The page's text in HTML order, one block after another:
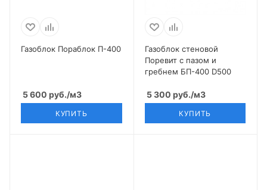
Газоблок Пораблок П-400
5 600 руб./м3
КУПИТЬ
Газоблок стеновой
Поревит с пазом и
гребнем БП-400 D500
5 300 руб./м3
КУПИТЬ